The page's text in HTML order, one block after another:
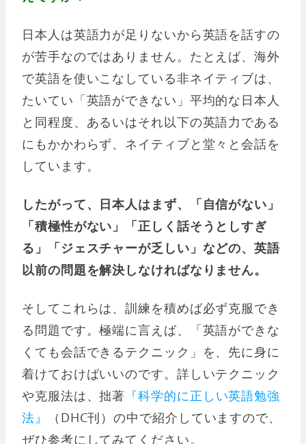
日本人は英語力が足りないから英語を話すの
が苦手なのではありません。たとえば、海外
で英語を使いこなしている非ネイティブは、
たいてい「英語ができない」平均的な日本人
と同程度、あるいはそれ以下の英語力である
にもかかわらず、ネイティブと堂々と会話を
しています。
したがって、日本人はまず、「自信がない」
「積極性がない」「正しく話そうとしすぎ
る」「ジェスチャーが乏しい」などの、英語
以前の問題を解決しなければなりません。
そしてこれらは、訓練を積めば必ず克服でき
る問題です。極端に言えば、「英語ができな
くても会話できるテクニック」を、先に身に
着けておけばいいのです。詳しいテクニック
や克服法は、拙著 『科学的に正しい英語勉強
法』
（DHC刊）の中で紹介していますので、
ぜひ参考にしてみてください。